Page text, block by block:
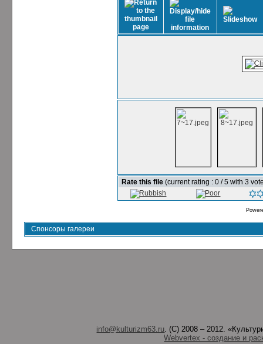
Rate this file (current rating : 0 / 5 with 3
Спонсоры галереи
info@kulturizm63.ru. (C) 2008 – 2012.
Webvertex - создание и